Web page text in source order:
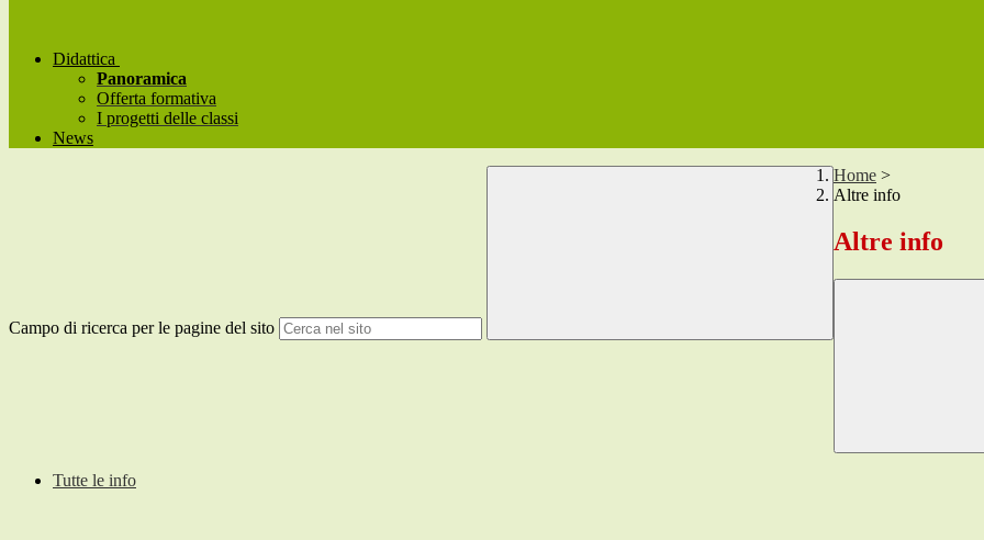
Didattica
Panoramica
Offerta formativa
I progetti delle classi
News
Campo di ricerca per le pagine del sito
Home >
Altre info
Altre info
Tutte le info